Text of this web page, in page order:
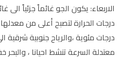
الاربعاء: يكون الجو غائماً جزئياً الى
درجات مئوية ،والرياح جنوبية
معتدلة السرعة تنشط احيانا ، والبحر